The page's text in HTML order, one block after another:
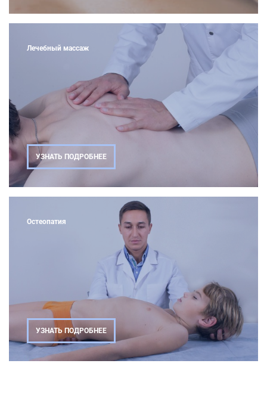
Лечебный массаж
УЗНАТЬ ПОДРОБНЕЕ
Остеопатия
УЗНАТЬ ПОДРОБНЕЕ